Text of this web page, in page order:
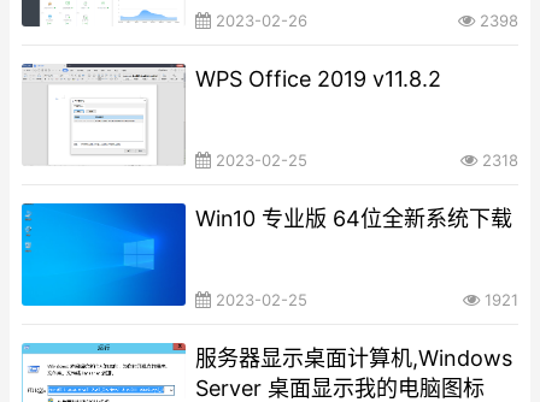
2023-02-26 2398
WPS Office 2019 v11.8.2
2023-02-25 2318
Win10 专业版 64位全新系统下载
2023-02-25 1921
服务器显示桌面计算机,Windows
Server 桌面显示我的电脑图标